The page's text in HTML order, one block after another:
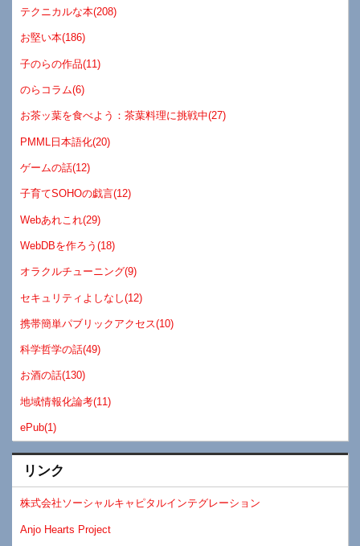
テクニカルな本(208)
お堅い本(186)
子のらの作品(11)
のらコラム(6)
お茶ッ葉を食べよう：茶葉料理に挑戦中(27)
PMML日本語化(20)
ゲームの話(12)
子育てSOHOの戯言(12)
Webあれこれ(29)
WebDBを作ろう(18)
オラクルチューニング(9)
セキュリティよしなし(12)
携帯簡単パブリックアクセス(10)
科学哲学の話(49)
お酒の話(130)
地域情報化論考(11)
ePub(1)
リンク
株式会社ソーシャルキャピタルインテグレーション
Anjo Hearts Project